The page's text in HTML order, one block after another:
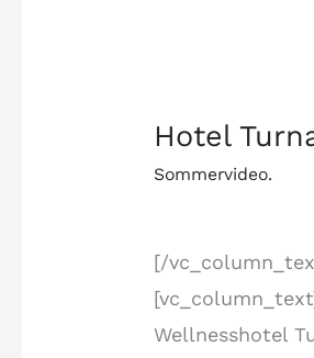
Hotel
Sommervideo.
[/
Wellnesshotel